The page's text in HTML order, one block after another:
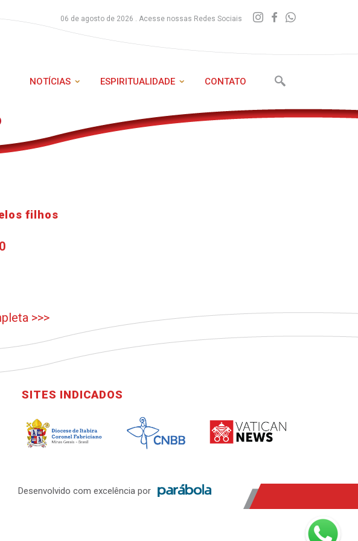
06 de agosto de 2026 . Acesse nossas Redes Sociais
NOTÍCIAS ESPIRITUALIDADE CONTATO
filhos
>>>
SITES INDICADOS
Desenvolvido com excelência por